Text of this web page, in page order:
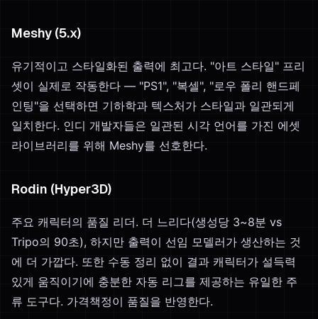
Meshy (5.x)
유기적이고 스타일화된 출력에 최고다. "아트 스타일" 프리
셋이 실제로 작동한다 — "PS1", "복셀", "로우 폴리 핸드페
인팅"을 선택하면 기하학과 텍스처가 스타일과 일관되게
일치한다. 인디 개발자들은 일관된 시각 언어를 가진 에셋
라이브러리를 위해 Meshy를 선호한다.
Rodin (Hyper3D)
주요 캐릭터의 품질 리더. 더 느리다(생성당 3~8분 vs
Tripo의 90초), 하지만 출력이 선임 모델러가 생산하는 것
에 더 가깝다. 또한 수동 정리 없이 결과 캐릭터가 설득력
있게 움직이기에 충분한 자동 리그를 제공하는 유일한 주
류 도구다. 가격책정이 품질을 반영한다.